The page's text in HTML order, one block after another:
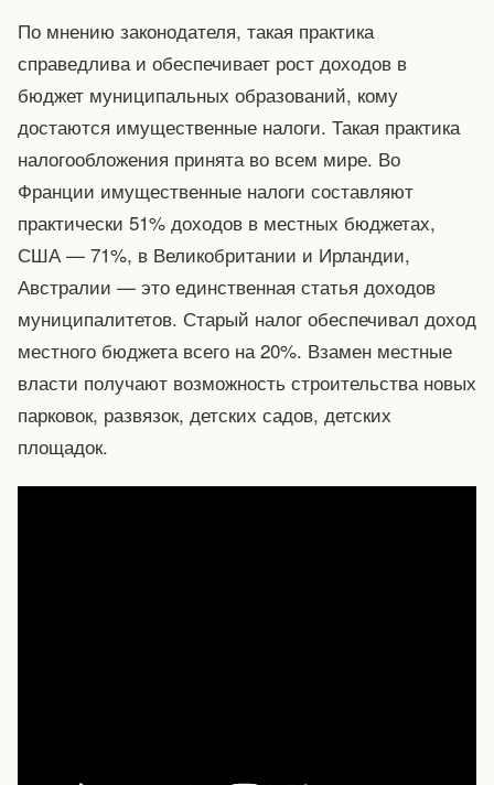
По мнению законодателя, такая практика
справедлива и обеспечивает рост доходов в
бюджет муниципальных образований, кому
достаются имущественные налоги. Такая практика
налогообложения принята во всем мире. Во
Франции имущественные налоги составляют
практически 51% доходов в местных бюджетах,
США — 71%, в Великобритании и Ирландии,
Австралии — это единственная статья доходов
муниципалитетов. Старый налог обеспечивал доход
местного бюджета всего на 20%. Взамен местные
власти получают возможность строительства новых
парковок, развязок, детских садов, детских
площадок.